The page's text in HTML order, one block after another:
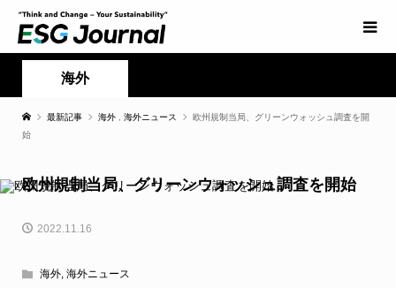
海外
最新記事 海外 海外ニュース
欧州規制当局、グリーンウォッシュ調査を開
始
欧州規制当局、グリーンウォッシュ調査を開始
2022.11.16
海外, 海外ニュース